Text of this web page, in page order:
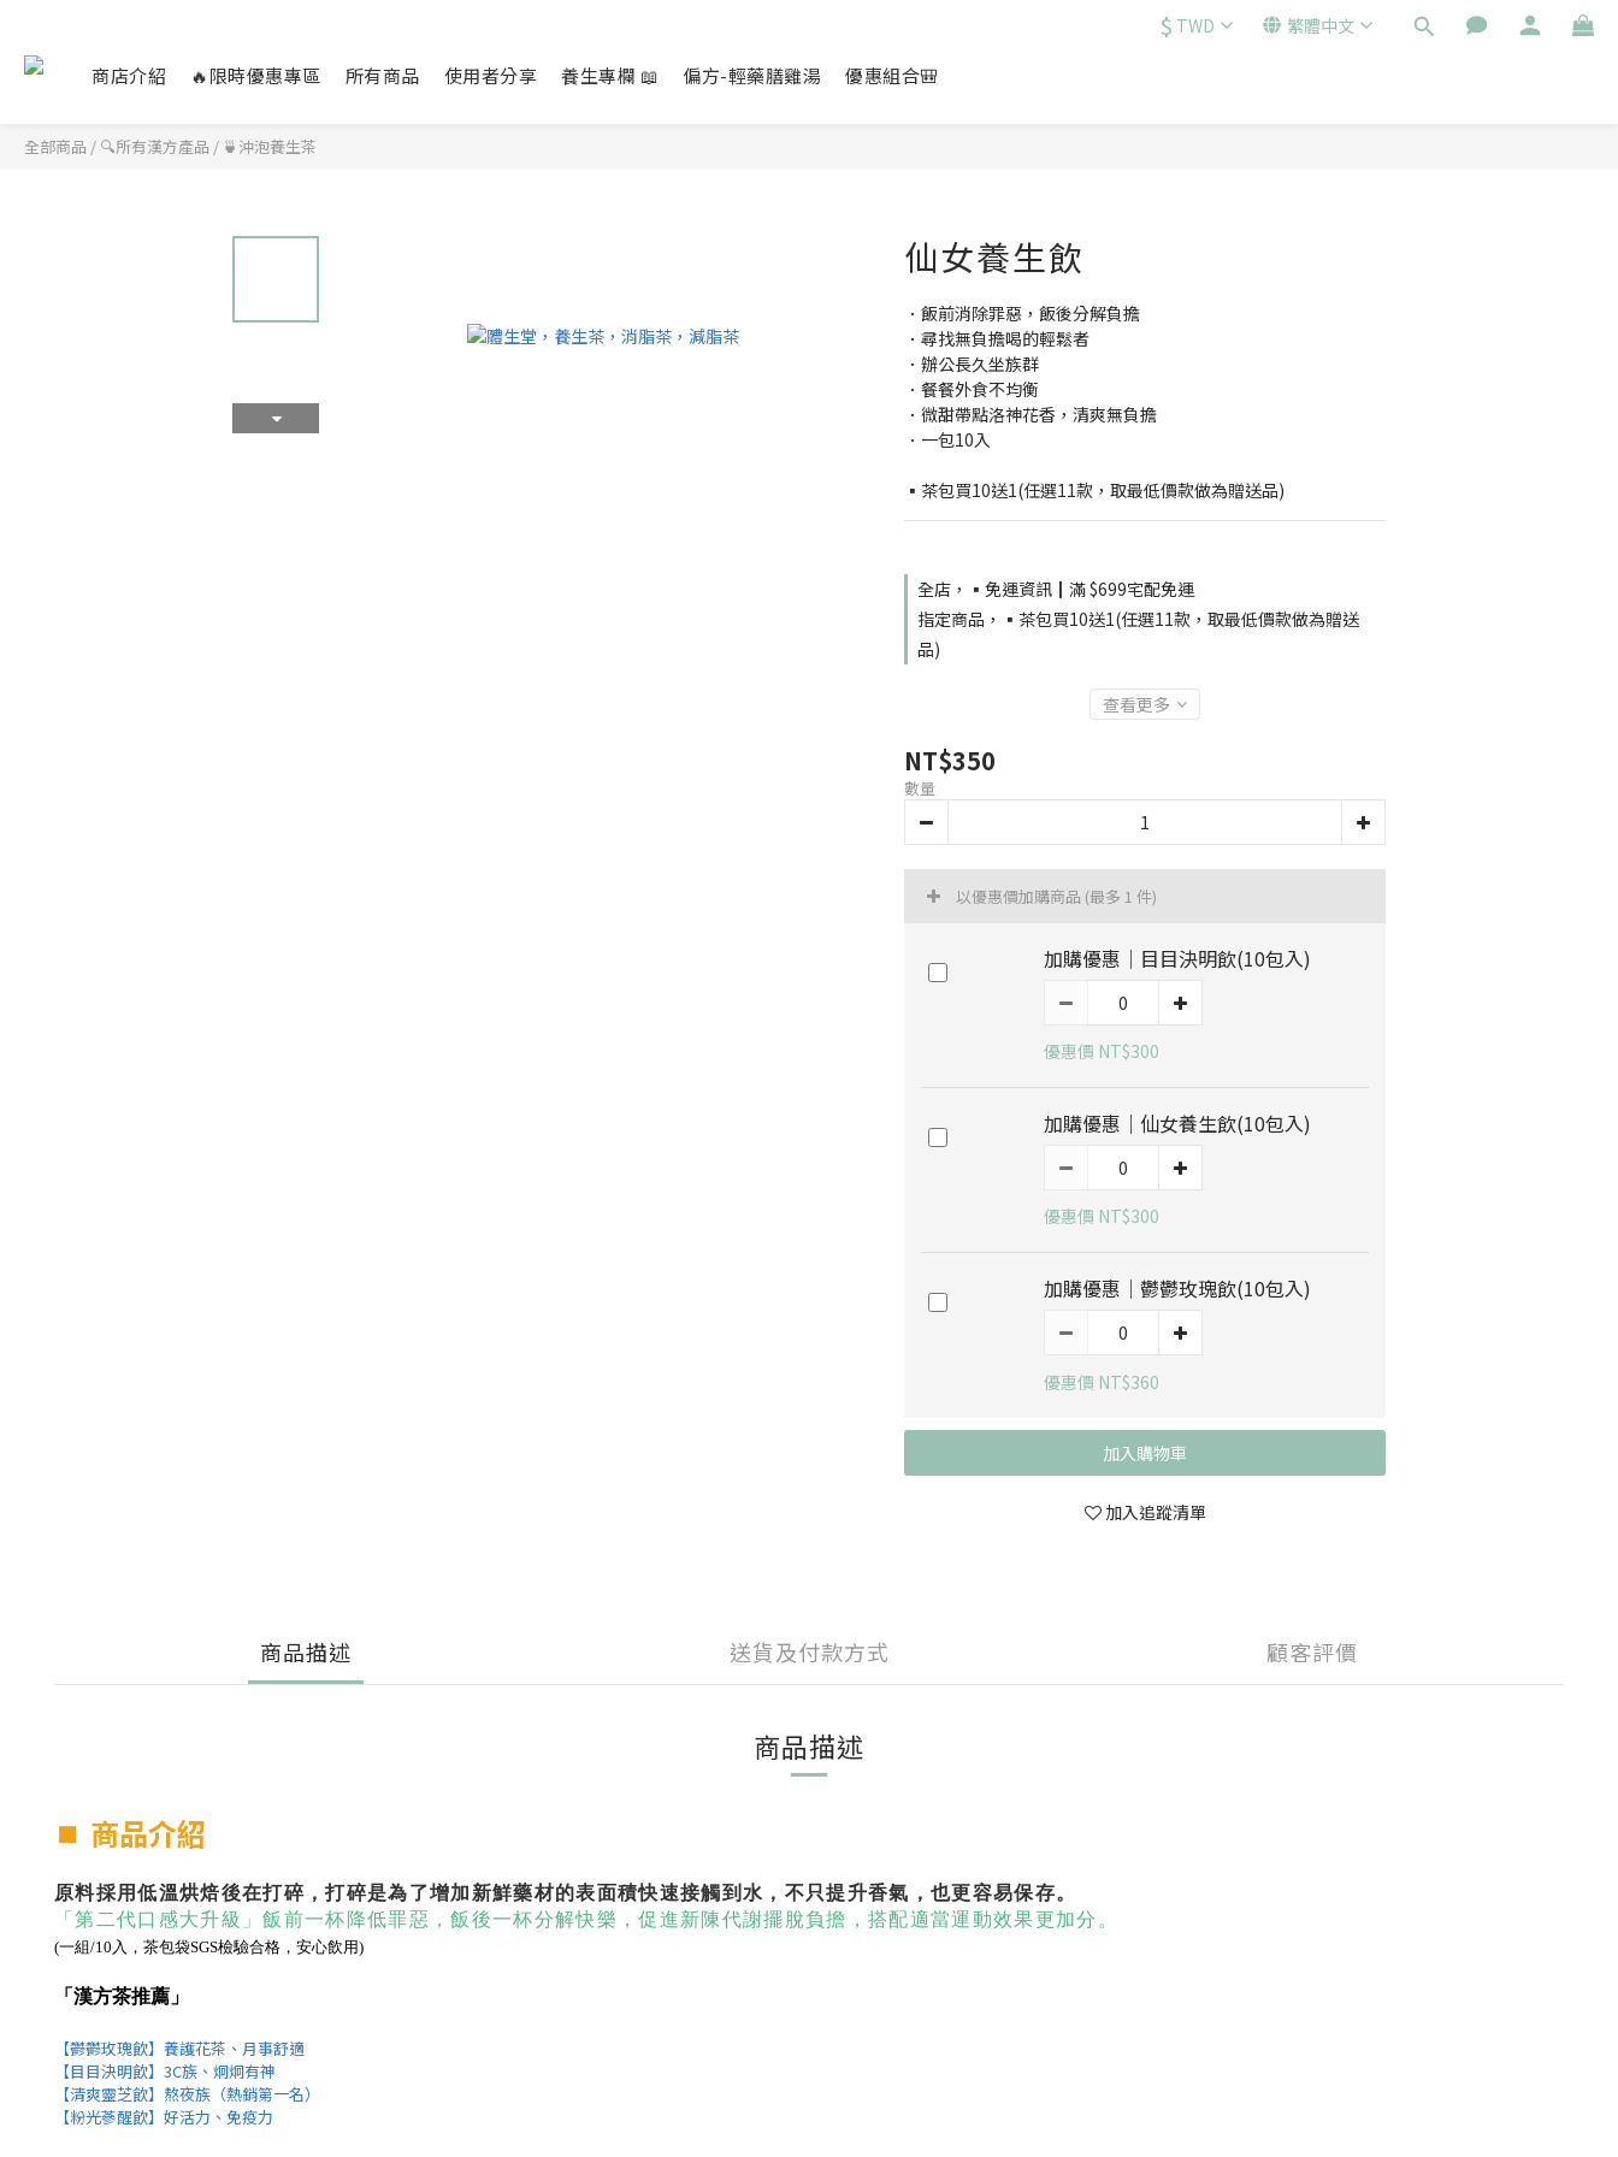
$ TWD 繁體中文
商店介紹 🔥限時優惠專區 所有商品 使用者分享 養生專欄 📖 偏方-輕藥膳雞湯 優惠組合🎒
全部商品 / 🔍所有漢方產品 / 🍵沖泡養生茶
仙女養生飲
．飯前消除罪惡，飯後分解負擔
．尋找無負擔喝的輕鬆者
．辦公長久坐族群
．餐餐外食不均衡
．微甜帶點洛神花香，清爽無負擔
．一包10入
▪️茶包買10送1(任選11款，取最低價款做為贈送品)
全店，▪️免運資訊┃滿 $699宅配免運
指定商品，▪️茶包買10送1(任選11款，取最低價款做為贈送
品)
查看更多
NT$350
數量
以優惠價加購商品 (最多 1 件)
加購優惠｜目目決明飲(10包入)
優惠價 NT$300
加購優惠｜仙女養生飲(10包入)
優惠價 NT$300
加購優惠｜鬱鬱玫瑰飲(10包入)
優惠價 NT$360
加入購物車
加入追蹤清單
商品描述 送貨及付款方式 顧客評價
商品描述
⏹︎ 商品介紹
原料採用低溫烘焙後在打碎，打碎是為了增加新鮮藥材的表面積快速接觸到水，不只提升香氣，也更容易保存。
「第二代口感大升級」飯前一杯降低罪惡，飯後一杯分解快樂，促進新陳代謝擺脫負擔，搭配適當運動效果更加分。
(一組/10入，茶包袋SGS檢驗合格，安心飲用)
「漢方茶推薦」
【鬱鬱玫瑰飲】養護花茶、月事舒適
【目目決明飲】3C族、炯炯有神
【清爽靈芝飲】熬夜族（熱銷第一名）
【粉光蔘醒飲】好活力、免疫力